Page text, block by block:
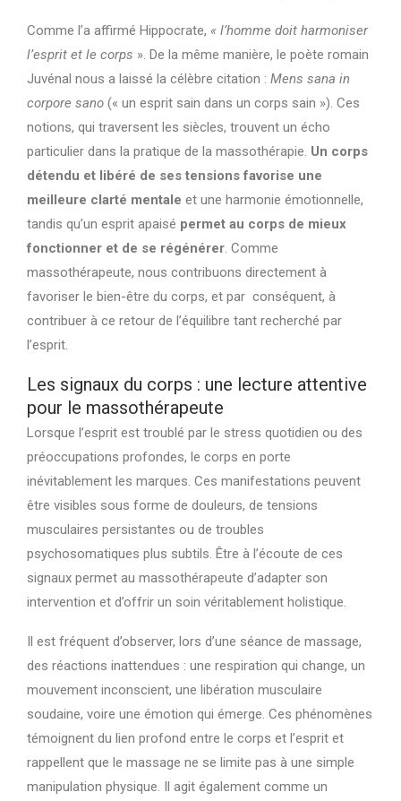
Comme l’a affirmé Hippocrate, « l’homme doit harmoniser
l’esprit et le corps ». De la même manière, le poète romain
Juvénal nous a laissé la célèbre citation : Mens sana in
corpore sano (« un esprit sain dans un corps sain »). Ces
notions, qui traversent les siècles, trouvent un écho
particulier dans la pratique de la massothérapie. Un corps
détendu et libéré de ses tensions favorise une
meilleure clarté mentale et une harmonie émotionnelle,
tandis qu’un esprit apaisé permet au corps de mieux
fonctionner et de se régénérer. Comme
massothérapeute, nous contribuons directement à
favoriser le bien-être du corps, et par conséquent, à
contribuer à ce retour de l’équilibre tant recherché par
l’esprit.
Les signaux du corps : une lecture attentive
pour le massothérapeute
Lorsque l’esprit est troublé par le stress quotidien ou des
préoccupations profondes, le corps en porte
inévitablement les marques. Ces manifestations peuvent
être visibles sous forme de douleurs, de tensions
musculaires persistantes ou de troubles
psychosomatiques plus subtils. Être à l’écoute de ces
signaux permet au massothérapeute d’adapter son
intervention et d’offrir un soin véritablement holistique.
Il est fréquent d’observer, lors d’une séance de massage,
des réactions inattendues : une respiration qui change, un
mouvement inconscient, une libération musculaire
soudaine, voire une émotion qui émerge. Ces phénomènes
témoignent du lien profond entre le corps et l’esprit et
rappellent que le massage ne se limite pas à une simple
manipulation physique. Il agit également comme un